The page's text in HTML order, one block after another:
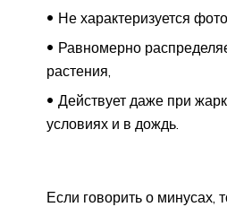
Не характеризуется
Равномерно
растения,
Действует даже при
условиях и в дождь.
Если говорить о минусах,